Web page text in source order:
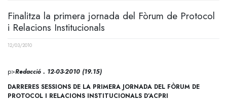
Finalitza la primera jornada del Fòrum de Protocol
i Relacions Institucionals
12/03/2010
p>Redacció . 12-03-2010 (19.15)
DARRERES SESSIONS DE LA PRIMERA JORNADA DEL FÒRUM DE
PROTOCOL I RELACIONS INSTITUCIONALS D’ACPRI